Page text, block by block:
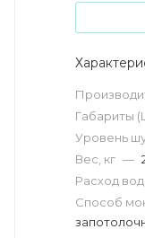
Габариты
Уровень
Вес, кг —
Расход
Способ